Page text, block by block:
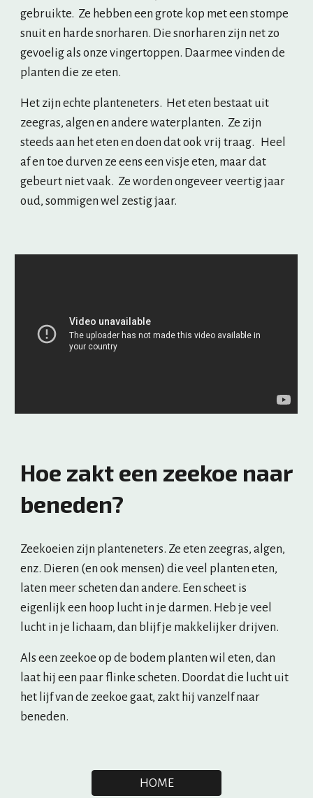
gebruikte.  Ze hebben een grote kop met een stompe
snuit en harde snorharen. Die snorharen zijn net zo
gevoelig als onze vingertoppen. Daarmee vinden de
planten die ze eten.
Het zijn echte planteneters.  Het eten bestaat uit
zeegras, algen en andere waterplanten.  Ze zijn
steeds aan het eten en doen dat ook vrij traag.   Heel
af en toe durven ze eens een visje eten, maar dat
gebeurt niet vaak.  Ze worden ongeveer veertig jaar
oud, sommigen wel zestig jaar.
Hoe zakt een zeekoe naar
beneden?
Zeekoeien zijn planteneters. Ze eten zeegras, algen,
enz. Dieren (en ook mensen) die veel planten eten,
laten meer scheten dan andere. Een scheet is
eigenlijk een hoop lucht in je darmen. Heb je veel
lucht in je lichaam, dan blijf je makkelijker drijven.
Als een zeekoe op de bodem planten wil eten, dan
laat hij een paar flinke scheten. Doordat die lucht uit
het lijf van de zeekoe gaat, zakt hij vanzelf naar
beneden.
HOME